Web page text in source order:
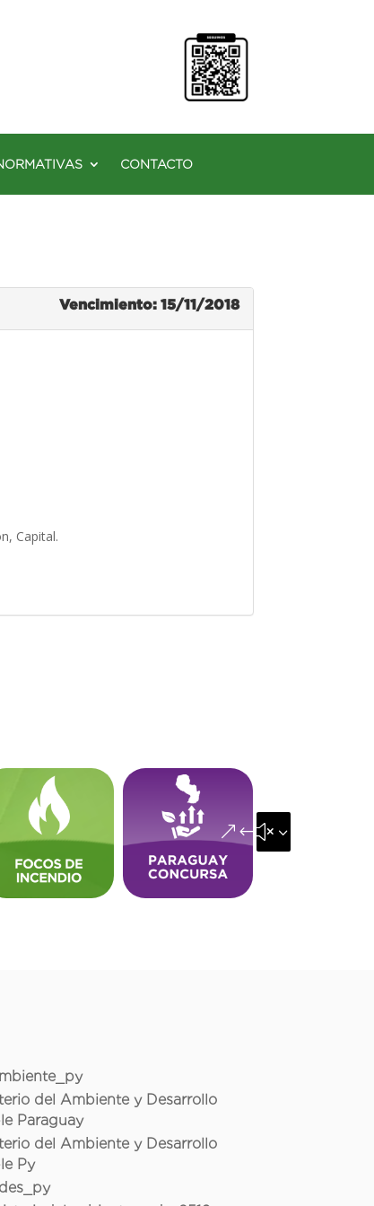
CONTACTO
Vencimiento: 15/11/2018
Capital.
&#x35;
del Ambiente y Desarrollo
Paraguay
del Ambiente y Desarrollo
Py